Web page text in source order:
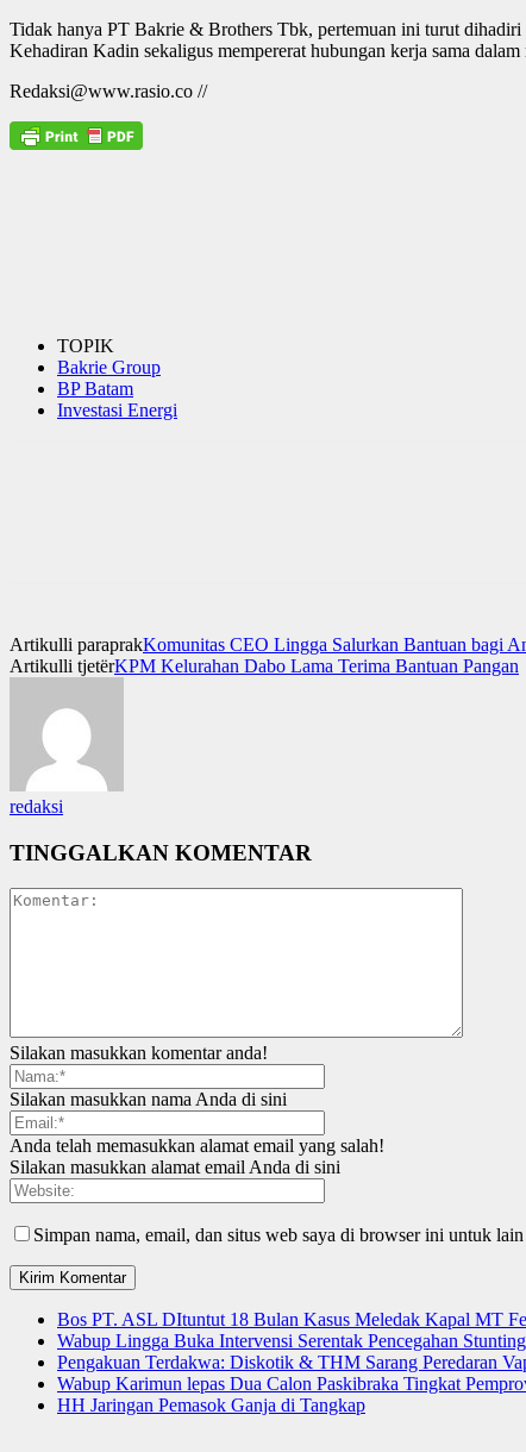
Tidak hanya PT Bakrie & Brothers Tbk, pertemuan ini turut
Kehadiran Kadin sekaligus mempererat hubungan kerja sama
Redaksi@www.rasio.co //
TOPIK
Bakrie Group
BP Batam
Investasi Energi
Artikulli paraprakKomunitas CEO Lingga Salurkan Bantuan bagi
Artikulli tjetërKPM Kelurahan Dabo Lama Terima Bantuan Pangan
redaksi
TINGGALKAN KOMENTAR
Silakan masukkan komentar anda!
Silakan masukkan nama Anda di sini
Anda telah memasukkan alamat email yang salah!
Silakan masukkan alamat email Anda di sini
Simpan nama, email, dan situs web saya di browser ini untuk
Bos PT. ASL DItuntut 18 Bulan Kasus Meledak Kapal MT
Wabup Lingga Buka Intervensi Serentak Pencegahan
Pengakuan Terdakwa: Diskotik & THM Sarang Peredaran
Wabup Karimun lepas Dua Calon Paskibraka Tingkat
HH Jaringan Pemasok Ganja di Tangkap